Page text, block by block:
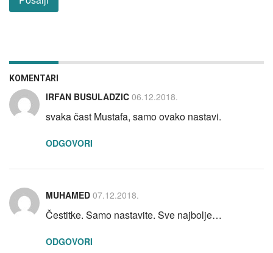
KOMENTARI
IRFAN BUSULADZIC 06.12.2018.
svaka čast Mustafa, samo ovako nastavi.
ODGOVORI
MUHAMED 07.12.2018.
Čestitke. Samo nastavite. Sve najbolje…
ODGOVORI